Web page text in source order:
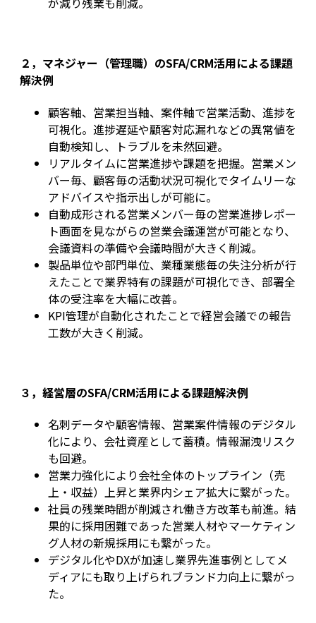
２，マネジャー（管理職）のSFA/CRM活用による課題
解決例
顧客軸、営業担当軸、案件軸で営業活動、進捗を
可視化。進捗遅延や顧客対応漏れなどの異常値を
自動検知し、トラブルを未然回避。
リアルタイムに営業進捗や課題を把握。営業メン
バー毎、顧客毎の活動状況可視化でタイムリーな
アドバイスや指示出しが可能に。
自動成形される営業メンバー毎の営業進捗レポー
ト画面を見ながらの営業会議運営が可能となり、
会議資料の準備や会議時間が大きく削減。
製品単位や部門単位、業種業態毎の失注分析が行
えたことで業界特有の課題が可視化でき、部署全
体の受注率を大幅に改善。
KPI管理が自動化されたことで経営会議での報告
工数が大きく削減。
３，経営層のSFA/CRM活用による課題解決例
名刺データや顧客情報、営業案件情報のデジタル
化により、会社資産として蓄積。情報漏洩リスク
も回避。
営業力強化により会社全体のトップライン（売
上・収益）上昇と業界内シェア拡大に繋がった。
社員の残業時間が削減され働き方改革も前進。結
果的に採用困難であった営業人材やマーケティン
グ人材の新規採用にも繋がった。
デジタル化やDXが加速し業界先進事例としてメ
ディアにも取り上げられブランド力向上に繋がっ
た。